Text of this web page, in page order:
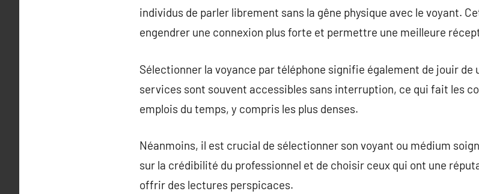
individus de parler librement sans la gêne physique avec le voyant.
engendrer une connexion plus forte et permettre une meilleure
Sélectionner la voyance par téléphone signifie également de jouir
services sont souvent accessibles sans interruption, ce qui fait les
emplois du temps, y compris les plus denses.
Néanmoins, il est crucial de sélectionner son voyant ou médium
sur la crédibilité du professionnel et de choisir ceux qui ont une
offrir des lectures perspicaces.